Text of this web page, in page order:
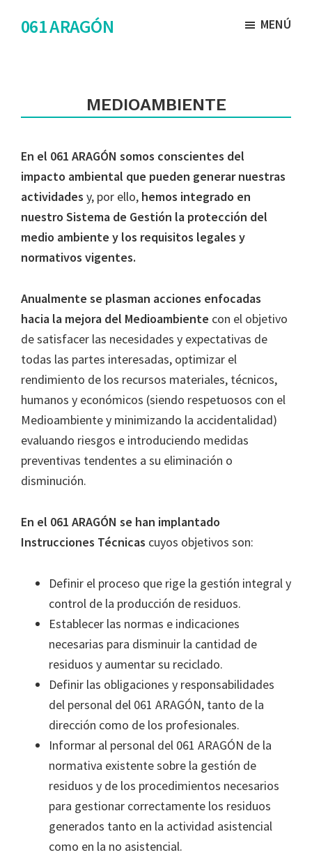
061 ARAGÓN MENÚ
MEDIOAMBIENTE
En el 061 ARAGÓN somos conscientes del
impacto ambiental que pueden generar nuestras
actividades y, por ello, hemos integrado en
nuestro Sistema de Gestión la protección del
medio ambiente y los requisitos legales y
normativos vigentes.
Anualmente se plasman acciones enfocadas
hacia la mejora del Medioambiente con el objetivo
de satisfacer las necesidades y expectativas de
todas las partes interesadas, optimizar el
rendimiento de los recursos materiales, técnicos,
humanos y económicos (siendo respetuosos con el
Medioambiente y minimizando la accidentalidad)
evaluando riesgos e introduciendo medidas
preventivas tendentes a su eliminación o
disminución.
En el 061 ARAGÓN se han implantado
Instrucciones Técnicas cuyos objetivos son:
Definir el proceso que rige la gestión integral y
control de la producción de residuos.
Establecer las normas e indicaciones
necesarias para disminuir la cantidad de
residuos y aumentar su reciclado.
Definir las obligaciones y responsabilidades
del personal del 061 ARAGÓN, tanto de la
dirección como de los profesionales.
Informar al personal del 061 ARAGÓN de la
normativa existente sobre la gestión de
residuos y de los procedimientos necesarios
para gestionar correctamente los residuos
generados tanto en la actividad asistencial
como en la no asistencial.